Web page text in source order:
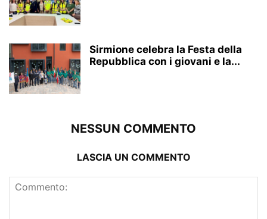
Sirmione celebra la Festa della
Repubblica con i giovani e la...
NESSUN COMMENTO
LASCIA UN COMMENTO